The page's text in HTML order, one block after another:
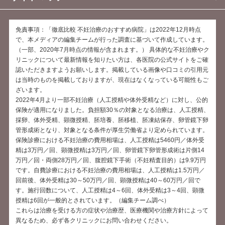
免責事項：「徹底比較 不妊治療のおすすめ病院」は2022年12月時点
で、本メディアの編集チームが行った調査に基づいて作成しています。
（一部、2020年7月時点の情報が含まれます。） 具体的な不妊治療やク
リニックについて最新情報を知りたい方は、各医院の公式サイトをご確
認いただきますようお願いします。掲載している画像や口コミの引用元
は当時のものを掲載しておりますが、現在はなくなっている可能性もご
ざいます。
2022年4月より一部不妊治療（人工授精や体外受精など）に対し、公的
保険が適用になりました。負担額30％の対象となる治療は、人工授精、
採卵、体外受精、顕微授精、胚培養、胚移植、胚凍結保存、卵管鏡下卵
管形成術となり、対象となる条件が厚生労働省より定められています。
保険診療における不妊治療の費用相場は、人工授精は5460円／体外受
精は3万円／回、顕微授精は3万円／回、卵管鏡下卵管形成術は片側14
万円／回・両側28万円／回、腹腔鏡下手術（不妊精査目的）は9.9万円
です。自費診療における不妊治療の費用相場は、人工授精は1.5万円／
回前後、体外受精は30～50万円／回、顕微授精は40～60万円／回で
す。施行回数について、人工授精は4～6回、体外受精は3～4回、顕微
授精は6回が一般的とされています。（編集チーム調べ）
これらは治療を受ける方の症状や治療歴、医療機関や治療方針によって
異なるため、必ず各クリニックにお問い合わせください。